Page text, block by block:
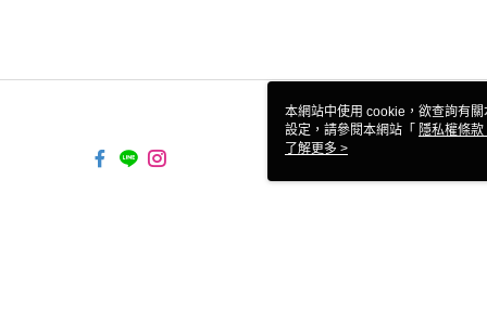
本網站中使用 cookie，欲查詢有
設定，請參閱本網站「 隱私權條款
使用 cookie。
了解更多 >